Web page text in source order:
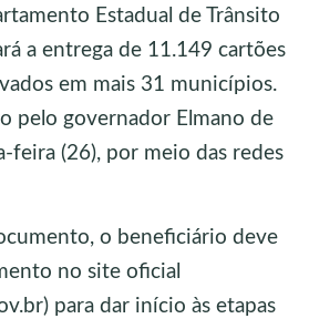
Estadual de Trânsito
a entrega de 11.149 cartões
em mais 31 municípios.
pelo governador Elmano de
feira (26), por meio das redes
o beneficiário deve
no site oficial
para dar início às etapas